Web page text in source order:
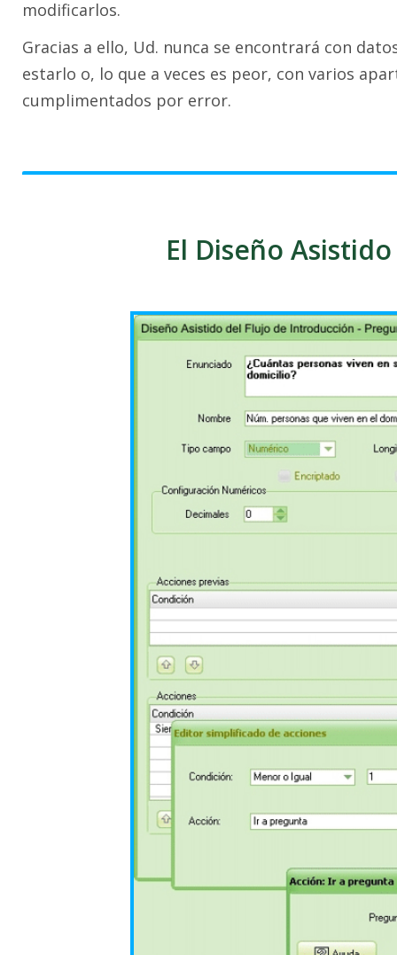
modificarlos.
Gracias a ello, Ud. nunca se encontrará con
estarlo o, lo que a veces es peor, con varios
cumplimentados por error.
El Diseño